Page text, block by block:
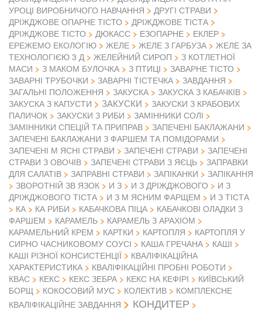
УРОЦІ ВИРОБНИЧОГО НАВЧАННЯ
ДРУГІ СТРАВИ
ДРІЖДЖОВЕ ОПАРНЕ ТІСТО
ДРІЖДЖОВЕ ТІСТА
ДРІЖДЖОВЕ ТІСТО
ДЮКАСС ЕЗОПАРНЕ
ЕКЛЕР
ЕРЕЖЕМО ЕКОЛОГІЮ
ЖЕЛЕ ЖЕЛЕ З ГАРБУЗА
ЖЕЛЕ ЗА
ТЕХНОЛОГІЄЮ 3 Д
ЖЕЛЕЙНИЙ СИРОП
З КОТЛЕТНОЇ
МАСИ
З МАКОМ БУЛОЧКА З ПТИЦІ
ЗАВАРНЕ ТІСТО
ЗАВАРНІ ТРУБОЧКИ
ЗАВАРНІ ТІСТЕЧКА
ЗАВДАННЯ
ЗАГАЛЬНІ ПОЛОЖЕННЯ
ЗАКУСКА
ЗАКУСКА З КАБАЧКІВ
ЗАКУСКА З КАПУСТИ
ЗАКУСКИ
ЗАКУСКИ З КРАБОВИХ
ПАЛИЧОК
ЗАКУСКИ З РИБИ
ЗАМІННИКИ СОЛІ
ЗАМІННИКИ СПЕЦІЙ ТА ПРИПРАВ
ЗАПЕЧЕНІ БАКЛАЖАНИ
ЗАПЕЧЕНІ БАКЛАЖАНИ З ФАРШЕМ ТА ПОМІДОРАМИ
ЗАПЕЧЕНІ М ЯСНІ СТРАВИ
ЗАПЕЧЕНІ СТРАВИ
ЗАПЕЧЕНІ
СТРАВИ З ОВОЧІВ
ЗАПЕЧЕНІ СТРАВИ З ЯЄЦЬ
ЗАПРАВКИ
ДЛЯ САЛАТІВ
ЗАПРАВНІ СТРАВИ ЗАПІКАНКИ
ЗАПІКАННЯ
ЗВОРОТНІЙ ЗВ ЯЗОК
И З И З ДРІЖДЖОВОГО
И З
ДРІЖДЖОВОГО ТІСТА
И З М ЯСНИМ ФАРЩЕМ
И З ТІСТА
КА
КА РИБИ КАБАЧКОВА ПІЦА
КАБАЧКОВІ ОЛАДКИ З
ФАРШЕМ
КАРАМЕЛЬ
КАРАМЕЛЬ З АРАХІОМ
КАРАМЕЛЬНИЙ КРЕМ
КАРТКИ КАРТОПЛЯ
КАРТОПЛЯ У
СИРНО ЧАСНИКОВОМУ СОУСІ
КАША ГРЕЧАНА
КАШІ
КАШІ РІЗНОЇ КОНСИСТЕНЦІЇ
КВАЛІФІКАЦІЙНА
ХАРАКТЕРИСТИКА
КВАЛІФІКАЦІЙНІ ПРОБНІ РОБОТИ
КВАС
КЕКС КЕКС ЗЕБРА КЕКС НА КЕФІРІ
КИЇВСЬКИЙ
БОРЩ
КОКОСОВИЙ МУС КОЛЕКТИВ
КОМПЛЕКСНЕ
КВАЛІФІКАЦІЙНЕ ЗАВДАННЯ
КОНДИТЕР